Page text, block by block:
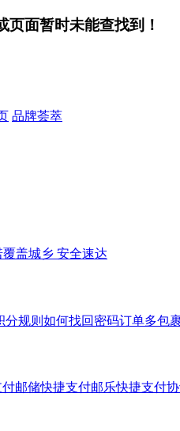
页面暂时未能查找到！
品牌荟萃
覆盖城乡 安全速达
分规则 如何找回密码订单多包
付邮储快捷支付邮乐快捷支付